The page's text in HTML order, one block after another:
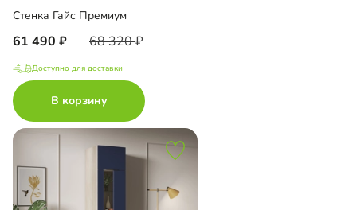
Стенка Гайс Премиум
61 490 68 320
Доступно для доставки
В корзину